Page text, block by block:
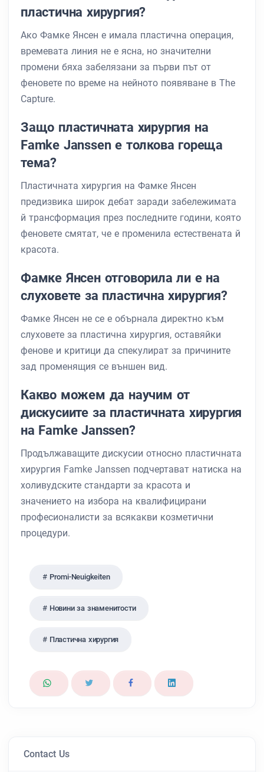
пластична хирургия?
Ако Фамке Янсен е имала пластична операция,
времевата линия не е ясна, но значителни
промени бяха забелязани за първи път от
феновете по време на нейното появяване в The
Capture.
Защо пластичната хирургия на
Famke Janssen е толкова гореща
тема?
Пластичната хирургия на Фамке Янсен
предизвика широк дебат заради забележимата
й трансформация през последните години, която
феновете смятат, че е променила естествената й
красота.
Фамке Янсен отговорила ли е на
слуховете за пластична хирургия?
Фамке Янсен не се е обърнала директно към
слуховете за пластична хирургия, оставяйки
фенове и критици да спекулират за причините
зад променящия се външен вид.
Какво можем да научим от
дискусиите за пластичната хирургия
на Famke Janssen?
Продължаващите дискусии относно пластичната
хирургия Famke Janssen подчертават натиска на
холивудските стандарти за красота и
значението на избора на квалифицирани
професионалисти за всякакви козметични
процедури.
Promi-Neuigkeiten
Новини за знаменитости
Пластична хирургия
Contact Us